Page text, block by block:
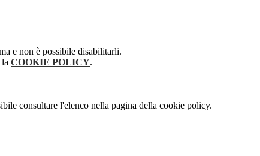
e non è possibile disabilitarli.
COOKIE POLICY.
consultare l'elenco nella pagina della cookie policy.